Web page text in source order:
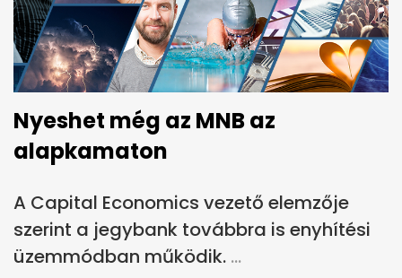
Nyeshet még az MNB az
alapkamaton
A Capital Economics vezető elemzője
szerint a jegybank továbbra is enyhítési
üzemmódban működik.